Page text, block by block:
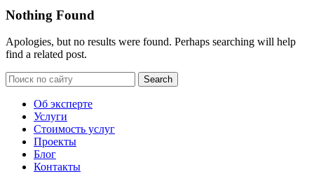
Nothing Found
Apologies, but no results were found. Perhaps searching will help
find a related post.
Search
Об эксперте
Услуги
Стоимость услуг
Проекты
Блог
Контакты